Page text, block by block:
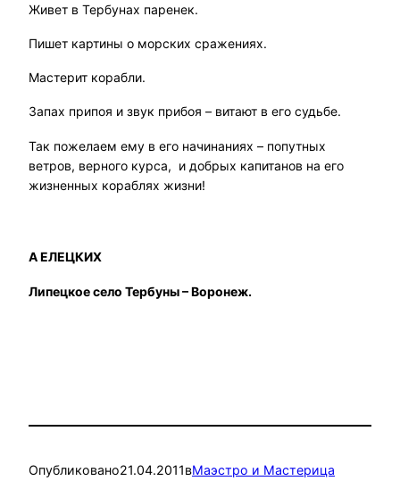
Живет в Тербунах паренек.
Пишет картины о морских сражениях.
Мастерит корабли.
Запах припоя и звук прибоя – витают в его судьбе.
Так пожелаем ему в его начинаниях – попутных
ветров, верного курса, и добрых капитанов на его
жизненных кораблях жизни!
А ЕЛЕЦКИХ
Липецкое село Тербуны – Воронеж.
Опубликовано21.04.2011вМаэстро и Мастерица